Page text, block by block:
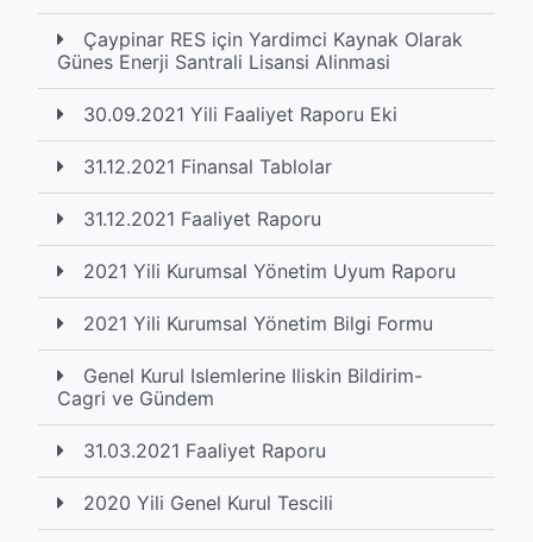
Çaypinar RES için Yardimci Kaynak Olarak
Günes Enerji Santrali Lisansi Alinmasi
30.09.2021 Yili Faaliyet Raporu Eki
31.12.2021 Finansal Tablolar
31.12.2021 Faaliyet Raporu
2021 Yili Kurumsal Yönetim Uyum Raporu
2021 Yili Kurumsal Yönetim Bilgi Formu
Genel Kurul Islemlerine Iliskin Bildirim-
Cagri ve Gündem
31.03.2021 Faaliyet Raporu
2020 Yili Genel Kurul Tescili